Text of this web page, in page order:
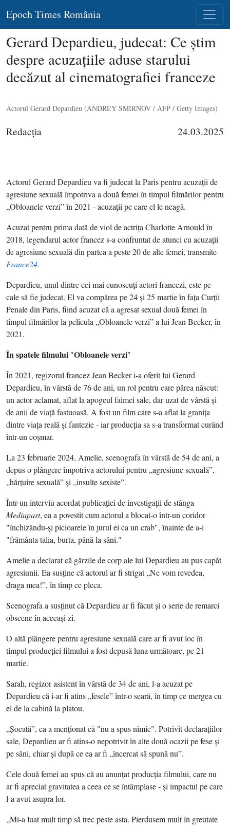
Epoch Times România
Gerard Depardieu, judecat: Ce ştim
despre acuzaţiile aduse starului
decăzut al cinematografiei franceze
Actorul Gerard Depardieu (ANDREY SMIRNOV / AFP / Getty Images)
Redacţia 24.03.2025
Actorul Gerard Depardieu va fi judecat la Paris pentru acuzaţii de
agresiune sexuală împotriva a două femei în timpul filmărilor pentru
„Obloanele verzi” în 2021 - acuzaţii pe care el le neagă.
Acuzat pentru prima dată de viol de actriţa Charlotte Arnould în
2018, legendarul actor francez s-a confruntat de atunci cu acuzaţii
de agresiune sexuală din partea a peste 20 de alte femei, transmite
France24.
Depardieu, unul dintre cei mai cunoscuţi actori francezi, este pe
cale să fie judecat. El va compărea pe 24 şi 25 martie în faţa Curţii
Penale din Paris, fiind acuzat că a agresat sexual două femei în
timpul filmărilor la pelicula „Obloanele verzi” a lui Jean Becker, în
2021.
În spatele filmului "Obloanele verzi"
În 2021, regizorul francez Jean Becker i-a oferit lui Gerard
Depardieu, în vârstă de 76 de ani, un rol pentru care părea născut:
un actor aclamat, aflat la apogeul faimei sale, dar uzat de vârstă şi
de anii de viaţă fastuoasă. A fost un film care s-a aflat la graniţa
dintre viaţa reală şi fantezie - iar producţia sa s-a transformat curând
într-un coşmar.
La 23 februarie 2024, Amelie, scenografa în vârstă de 54 de ani, a
depus o plângere împotriva actorului pentru „agresiune sexuală”,
„hărţuire sexuală” şi „insulte sexiste”.
Într-un interviu acordat publicaţiei de investigaţii de stânga
Mediapart, ea a povestit cum actorul a blocat-o într-un coridor
"închizându-şi picioarele în jurul ei ca un crab", înainte de a-i
"frământa talia, burta, până la sâni."
Amelie a declarat că gărzile de corp ale lui Depardieu au pus capăt
agresiunii. Ea susţine că actorul ar fi strigat „Ne vom revedea,
draga mea!”, în timp ce pleca.
Scenografa a susţinut că Depardieu ar fi făcut şi o serie de remarci
obscene în aceeaşi zi.
O altă plângere pentru agresiune sexuală care ar fi avut loc în
timpul producţiei filmului a fost depusă luna următoare, pe 21
martie.
Sarah, regizor asistent în vârstă de 34 de ani, l-a acuzat pe
Depardieu că i-ar fi atins „fesele” într-o seară, în timp ce mergea cu
el de la cabină la platou.
„Şocată”, ea a menţionat că "nu a spus nimic". Potrivit declaraţiilor
sale, Depardieu ar fi atins-o nepotrivit în alte două ocazii pe fese şi
pe sâni, chiar şi după ce ea ar fi „încercat să spună nu”.
Cele două femei au spus că au anunţat producţia filmului, care nu
ar fi apreciat gravitatea a ceea ce se întâmplase - şi impactul pe care
l-a avut asupra lor.
„Mi-a luat mult timp să trec peste asta. Pierdusem mult în greutate